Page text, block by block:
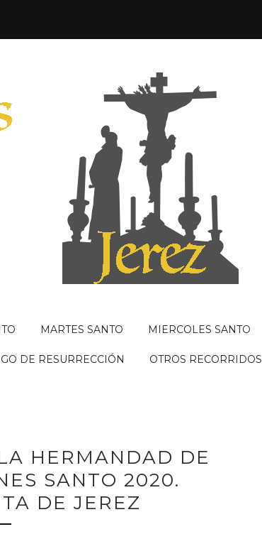
MARTES SANTO MIERCOLES SANTO
DE RESURRECCIÓN OTROS RECORRIDOS
HERMANDAD DE
SANTO 2020.
DE JEREZ